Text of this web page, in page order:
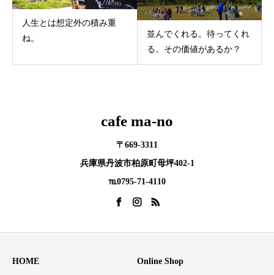
人生とは想定外の積み重
ね。
並んでくれる。待ってくれ
る。その価値があるか？
cafe ma-no
〒669-3311
兵庫県丹波市柏原町母坪402-1
℡0795-71-4110
HOME Online Shop